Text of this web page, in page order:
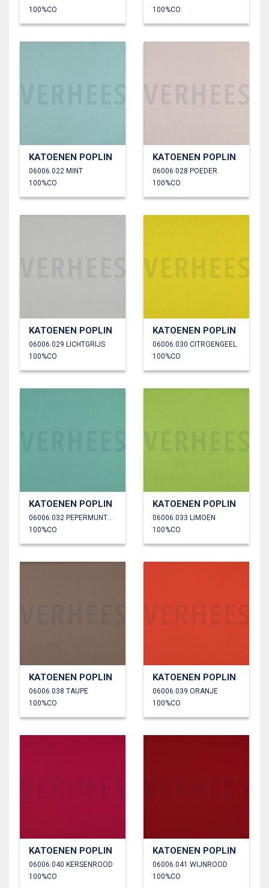
100%CO
100%CO
KATOENEN POPLIN
06006.022 MINT
100%CO
KATOENEN POPLIN
06006.028 POEDER
100%CO
KATOENEN POPLIN
06006.029 LICHTGRIJS
100%CO
KATOENEN POPLIN
06006.030 CITROENGEEL
100%CO
KATOENEN POPLIN
06006.032 PEPERMUNTGROEN
100%CO
KATOENEN POPLIN
06006.033 LIMOEN
100%CO
KATOENEN POPLIN
06006.038 TAUPE
100%CO
KATOENEN POPLIN
06006.039 ORANJE
100%CO
KATOENEN POPLIN
06006.040 KERSENROOD
100%CO
KATOENEN POPLIN
06006.041 WIJNROOD
100%CO